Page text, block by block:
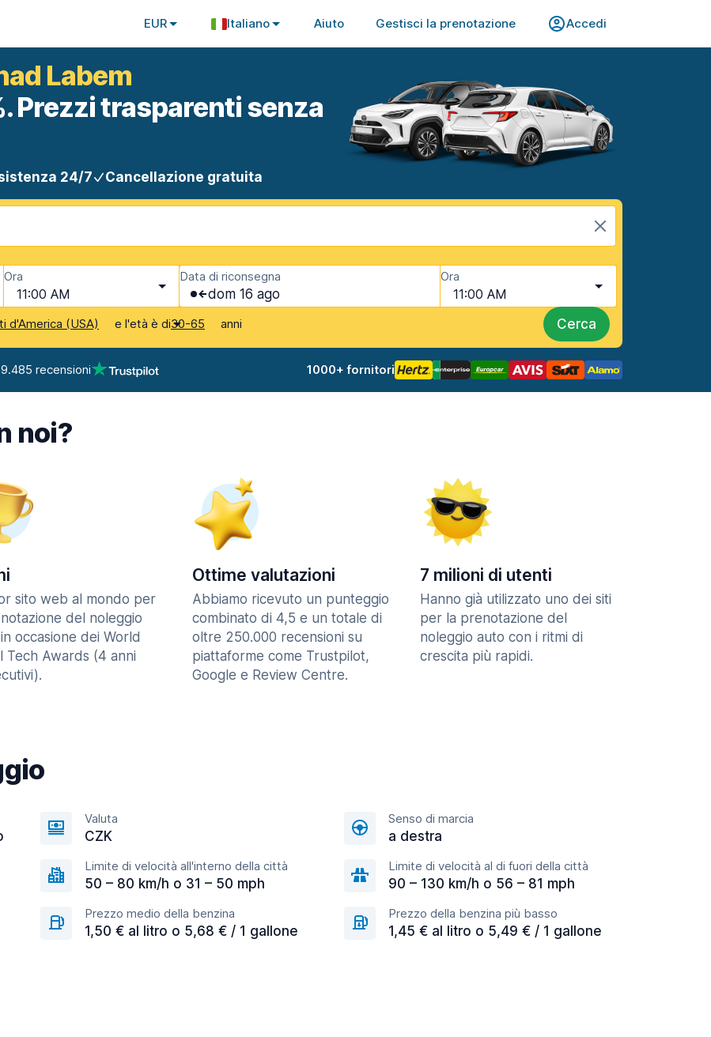
EUR Italiano Aiuto Gestisci la prenotazione Accedi
Labem
Prezzi trasparenti senza
24/7 Cancellazione gratuita
Ora
11:00 AM
Data di riconsegna
dom 16 ago
Ora
11:00 AM
d'America (USA) e l'età è di30-65 anni Cerca
recensioni 1000+ fornitori
noi?
sito web al mondo per
del noleggio
occasione dei World
Tech Awards (4 anni
Ottime valutazioni
Abbiamo ricevuto un punteggio
combinato di 4,5 e un totale di
oltre 250.000 recensioni su
piattaforme come Trustpilot,
Google e Review Centre.
7 milioni di utenti
Hanno già utilizzato uno dei siti
per la prenotazione del
noleggio auto con i ritmi di
crescita più rapidi.
Valuta
CZK
Senso di marcia
a destra
Limite di velocità all'interno della città
50 – 80 km/h o 31 – 50 mph
Limite di velocità al di fuori della città
90 – 130 km/h o 56 – 81 mph
Prezzo medio della benzina
1,50 € al litro o 5,68 € / 1 gallone
Prezzo della benzina più basso
1,45 € al litro o 5,49 € / 1 gallone